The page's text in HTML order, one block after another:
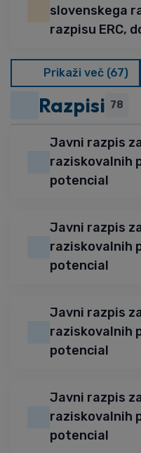
slovenskega
razpisu ERC,
Prikaži več (67)
Razpisi 78
Javni razpis
raziskovalnih
potencial
Javni razpis
raziskovalnih
potencial
Javni razpis
raziskovalnih
potencial
Javni razpis
raziskovalnih
potencial